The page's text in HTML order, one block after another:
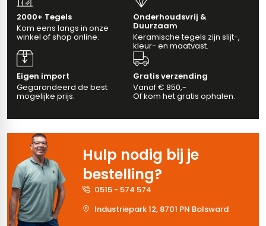
2000+ Tegels
Kom eens langs in onze
winkel of shop online.
Onderhoudsvrij &
Duurzaam
Keramische tegels zijn slijt-,
kleur- en maatvast.
Eigen import
Gegarandeerd de best
mogelijke prijs.
Gratis verzending
Vanaf € 850,-
Of kom het gratis ophalen.
Hulp nodig bij je
bestelling?
0515 - 574 574
Industriepark 12, 8701 PN Bolsward